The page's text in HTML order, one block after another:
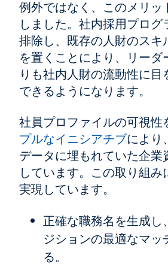
例外ではなく、このメリッ
しました。社内採用プログ
排除し、既存の人財のスキ
を置くことにより、リーダ
りも社内人財の流動性に
できるようになります。
社員プロファイルの可視性
プルなイニシアチブにより
データに埋もれていた企業
しています。この取り組み
実現しています。
正確な職務名を生成し
ジションの最適なマッ
る。